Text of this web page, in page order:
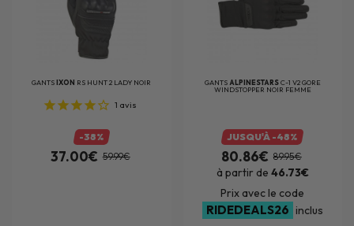
GANTSIXON RS HUNT 2 LADY NOIR
1 avis
-38%
37.00€ 59.99€
GANTS ALPINESTARSC-1 V2 GORE
WINDSTOPPER NOIR FEMME
JUSQU'À -48%
80.86€ 89.95€
à partir de 46.73€
Prix avec le code
RIDEDEALS26 inclus